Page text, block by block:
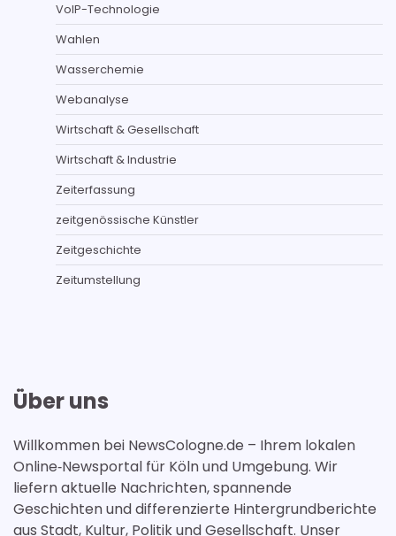
VoIP-Technologie
Wahlen
Wasserchemie
Webanalyse
Wirtschaft & Gesellschaft
Wirtschaft & Industrie
Zeiterfassung
zeitgenössische Künstler
Zeitgeschichte
Zeitumstellung
Über uns
Willkommen bei NewsCologne.de – Ihrem lokalen
Online‑Newsportal für Köln und Umgebung. Wir
liefern aktuelle Nachrichten, spannende
Geschichten und differenzierte Hintergrundberichte
aus Stadt, Kultur, Politik und Gesellschaft. Unser